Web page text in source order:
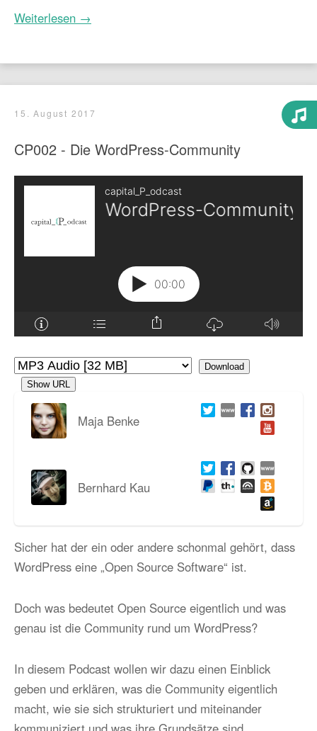
Weiterlesen →
15. August 2017
CP002 - Die WordPress-Community
Download
Show URL
Maja Benke
Bernhard Kau
Sicher hat der ein oder andere schonmal gehört, dass
WordPress eine „Open Source Software“ ist.
Doch was bedeutet Open Source eigentlich und was
genau ist die Community rund um WordPress?
In diesem Podcast wollen wir dazu einen Einblick
geben und erklären, was die Community eigentlich
macht, wie sie sich strukturiert und miteinander